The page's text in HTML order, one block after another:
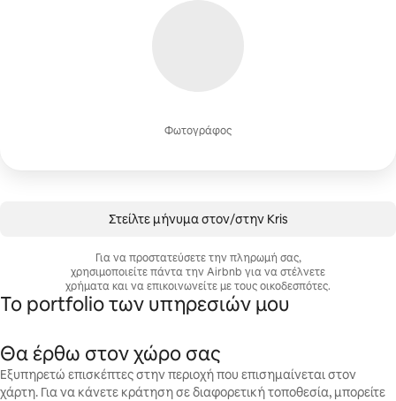
Φωτογράφος
Στείλτε μήνυμα στον/στην Kris
Για να προστατεύσετε την πληρωμή σας,
χρησιμοποιείτε πάντα την Airbnb για να στέλνετε
χρήματα και να επικοινωνείτε με τους οικοδεσπότες.
Το portfolio των υπηρεσιών μου
Θα έρθω στον χώρο σας
Εξυπηρετώ επισκέπτες στην περιοχή που επισημαίνεται στον
χάρτη. Για να κάνετε κράτηση σε διαφορετική τοποθεσία, μπορείτε